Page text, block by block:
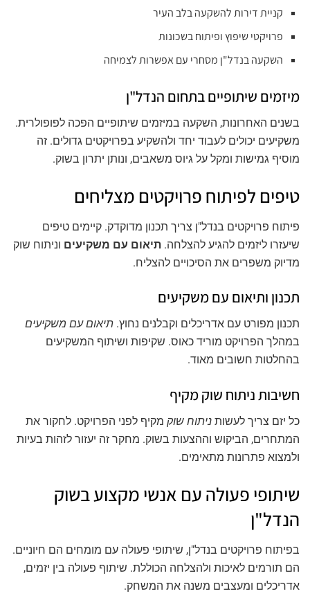
קניית דירות להשקעה בלב העיר
פרויקטי שיפוץ ופיתוח בשכונות
השקעה בנדל"ן מסחרי עם אפשרות לצמיחה
מיזמים שיתופיים בתחום הנדל"ן
בשנים האחרונות, השקעה במיזמים שיתופיים הפכה לפופולרית.
משקיעים יכולים לעבוד יחד ולהשקיע בפרויקטים גדולים. זה
מוסיף גמישות ומקל על גיוס משאבים, ונותן יתרון בשוק.
טיפים לפיתוח פרויקטים מצליחים
פיתוח פרויקטים בנדל"ן צריך תכנון מדוקדק. קיימים טיפים
שיעזרו ליזמים להגיע להצלחה. תיאום עם משקיעים וניתוח שוק
מדיוק משפרים את הסיכויים להצליח.
תכנון ותיאום עם משקיעים
תכנון מפורט עם אדריכלים וקבלנים נחוץ. תיאום עם משקיעים
במהלך הפרויקט מוריד כאוס. שקיפות ושיתוף המשקיעים
בהחלטות חשובים מאוד.
חשיבות ניתוח שוק מקיף
כל יזם צריך לעשות ניתוח שוק מקיף לפני הפרויקט. לחקור את
המתחרים, הביקוש וההצעות בשוק. מחקר זה יעזור לזהות בעיות
ולמצוא פתרונות מתאימים.
שיתופי פעולה עם אנשי מקצוע בשוק
הנדל"ן
בפיתוח פרויקטים בנדל"ן, שיתופי פעולה עם מומחים הם חיוניים.
הם תורמים לאיכות ולהצלחה הכוללת. שיתוף פעולה בין יזמים,
אדריכלים ומעצבים משנה את המשחק.